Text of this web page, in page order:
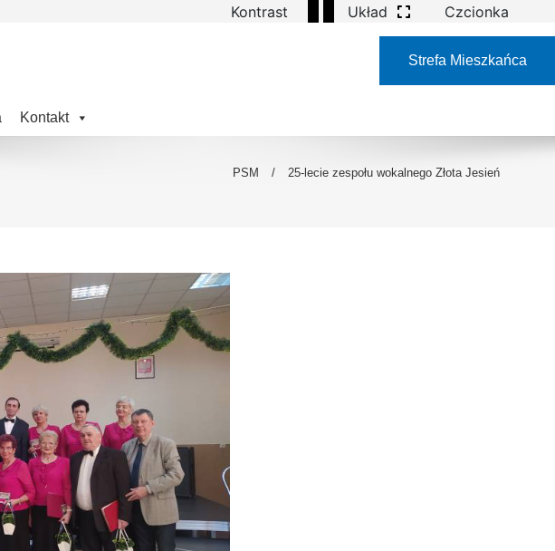
Kontrast Układ Czcionka
Strefa Mieszkańca
Kontakt
PSM / 25-lecie zespołu wokalnego Złota Jesień